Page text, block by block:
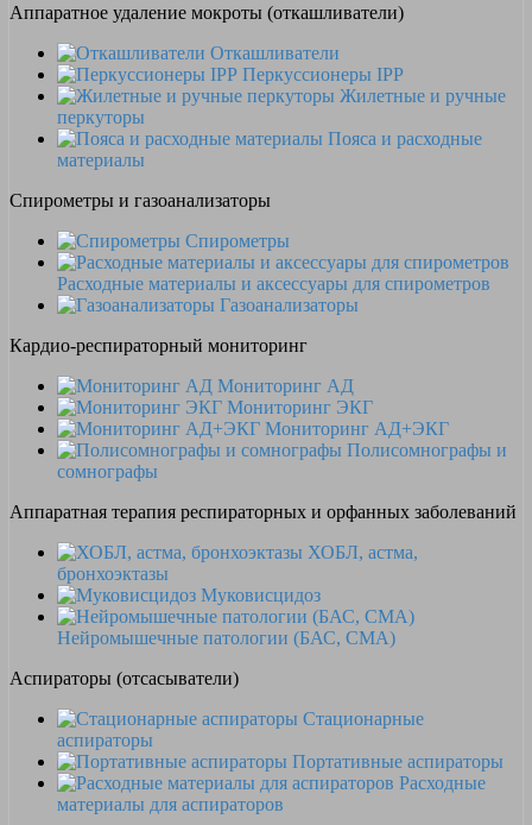
Аппаратное удаление мокроты (откашливатели)
Откашливатели
Перкуссионеры IPP
Жилетные и ручные
перкуторы
Пояса и расходные
материалы
Спирометры и газоанализаторы
Спирометры
Расходные материалы и аксессуары для спирометров
Газоанализаторы
Кардио-респираторный мониторинг
Мониторинг АД
Мониторинг ЭКГ
Мониторинг АД+ЭКГ
Полисомнографы и
сомнографы
Аппаратная терапия респираторных и орфанных заболеваний
ХОБЛ, астма,
бронхоэктазы
Муковисцидоз
Нейромышечные патологии (БАС, СМА)
Аспираторы (отсасыватели)
Стационарные
аспираторы
Портативные аспираторы
Расходные
материалы для аспираторов